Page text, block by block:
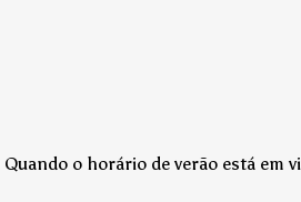
Quando o horário de verão está em